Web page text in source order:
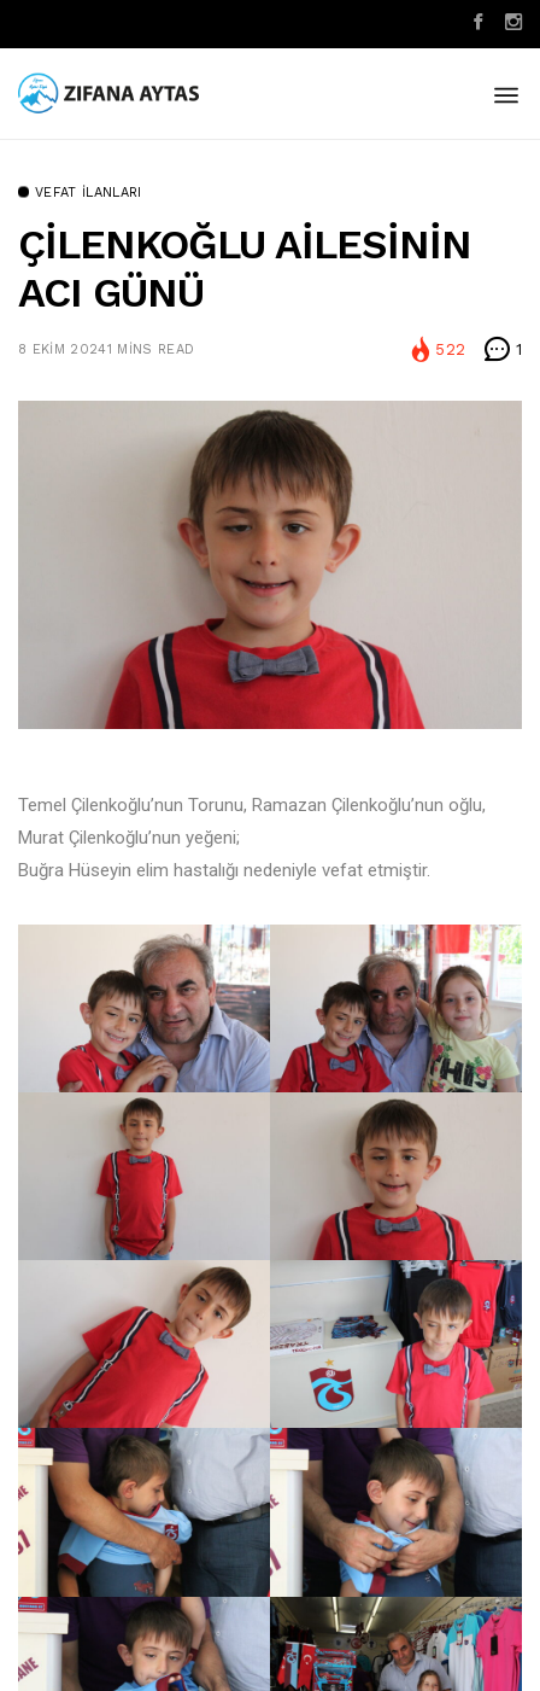
VEFAT İLANLARI
ÇİLENKOĞLU AİLESİNİN
ACI GÜNÜ
8 EKIM 20241 MINS READ 522 1
Temel Çilenkoğlu’nun Torunu, Ramazan Çilenkoğlu’nun oğlu,
Murat Çilenkoğlu’nun yeğeni;
Buğra Hüseyin elim hastalığı nedeniyle vefat etmiştir.